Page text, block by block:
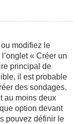
modifiez le
« Créer un
principal de
il est probable
des sondages.
au moins deux
option devant
pouvez définir le